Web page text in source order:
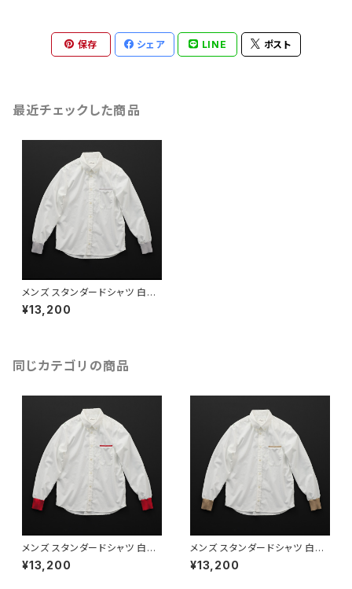
保存 シェア LINE ポスト
最近チェックした商品
メンズ スタンダードシャツ 白×
灰
¥13,200
同じカテゴリの商品
メンズ スタンダードシャツ 白×
赤
¥13,200
メンズ スタンダードシャツ 白×
羊
¥13,200